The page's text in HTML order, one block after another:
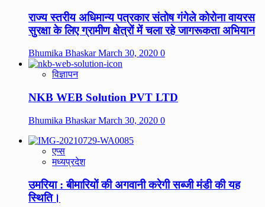
राज्य स्तरीय अधिमान्य पत्रकार संतोष गंगेले कोरोना वायरस
सुरक्षा के लिए ग्रामीण क्षेत्रों में चला रहे जागरूकता अभियान
Bhumika BhaskarMarch 30, 2020 0
विज्ञापन
NKB WEB Solution PVT LTD
Bhumika BhaskarMarch 30, 2020 0
एप्स
मध्यप्रदेश
उमरिया : बीमारियों की अगवानी करेगी सब्जी मंडी की यह
स्थिति।